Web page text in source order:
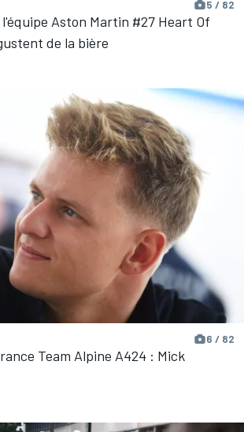
5 / 82
Aston Martin #27 Heart Of
de la bière
6 / 82
Team Alpine A424 : Mick